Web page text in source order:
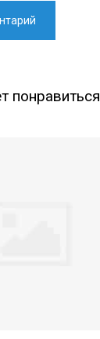
понравиться